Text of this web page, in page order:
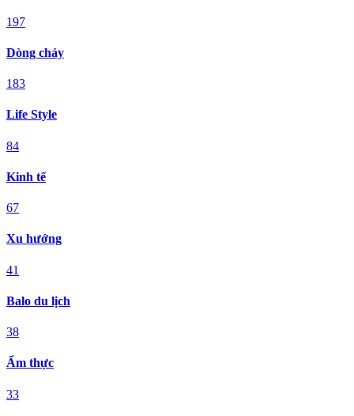
197
Dòng chảy
183
Life Style
84
Kinh tế
67
Xu hướng
41
Balo du lịch
38
Ẩm thực
33